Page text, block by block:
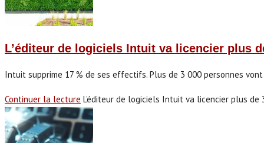
L’éditeur de logiciels Intuit va licencier plus
Intuit supprime 17 % de ses effectifs. Plus de 3 000 personnes
Continuer la lecture L’éditeur de logiciels Intuit va licencier plus